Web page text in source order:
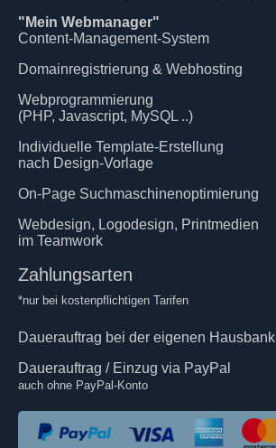
"Mein Webmanager"
Content-Management-System
Domainregistrierung & Webhosting
Webprogrammierung
(PHP, Javascript, MySQL ..)
Individuelle Template-Erstellung
nach Design-Vorlage
On-Page Suchmaschinenoptimierung
Webdesign, Logodesign, Printmedien
im Teamwork
Zahlungsarten
*nur bei kostenpflichtigen Tarifen
Dauerauftrag bei der eigenen Hausbank
Dauerauftrag / Einzug via PayPal
auch ohne PayPal-Konto